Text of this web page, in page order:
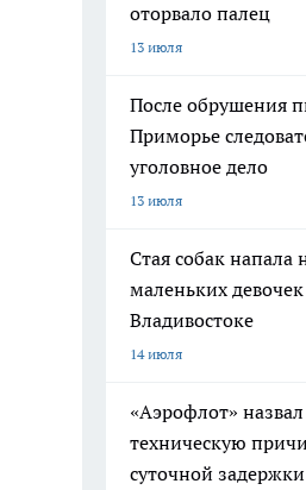
оторвало палец
13 июля
После обрушения
Приморье
уголовное дело
13 июля
Стая собак напала
маленьких
Владивостоке
14 июля
«Аэрофлот» назвал
техническую
суточной